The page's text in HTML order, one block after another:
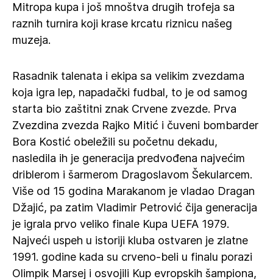
Mitropa kupa i još mnoštva drugih trofeja sa
raznih turnira koji krase krcatu riznicu našeg
muzeja.
Rasadnik talenata i ekipa sa velikim zvezdama
koja igra lep, napadački fudbal, to je od samog
starta bio zaštitni znak Crvene zvezde. Prva
Zvezdina zvezda Rajko Mitić i čuveni bombarder
Bora Kostić obeležili su početnu dekadu,
nasledila ih je generacija predvođena najvećim
driblerom i šarmerom Dragoslavom Šekularcem.
Više od 15 godina Marakanom je vladao Dragan
Džajić, pa zatim Vladimir Petrović čija generacija
je igrala prvo veliko finale Kupa UEFA 1979.
Najveći uspeh u istoriji kluba ostvaren je zlatne
1991. godine kada su crveno-beli u finalu porazi
Olimpik Marsej i osvojili Kup evropskih šampiona,